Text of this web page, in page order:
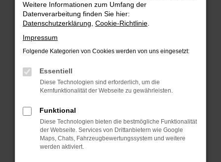
Überprüfe deine Firewall und deine
Internetverbindung.
Laden andere Webseiten, zum Beispiel deine
Suchmaschine?
Prüfe deine Browsererweiterungen.
können das Laden bestimmter Seiten
verhindern. Funktioniert die Seite in einem
Fenster?
Starte dein Gerät neu.
Das kann manchmal helfen, vorübergehende
Probleme zu beheben.
Weitere Informationen zum Umfang der
Datenverarbeitung finden Sie hier:
Datenschutzerklärung Cookie-Richtlinie
Impressum
Folgende Kategorien von Cookies werden von uns eingesetzt:
Essentiell
Diese Technologien sind erforderlich, um die
Kernfunktionalität der Webseite zu gewährleisten.
Funktional
Diese Technologien bieten die bestmögliche Funktionalität
der Webseite. Services von Drittanbietern wie Google
Maps, Chats, Fahrzeugbewertungssystem und weitere
werden aktiviert.